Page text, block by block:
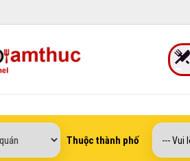
Thuộc thành phố